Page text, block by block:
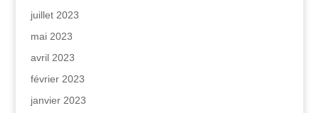
juillet 2023
mai 2023
avril 2023
février 2023
janvier 2023